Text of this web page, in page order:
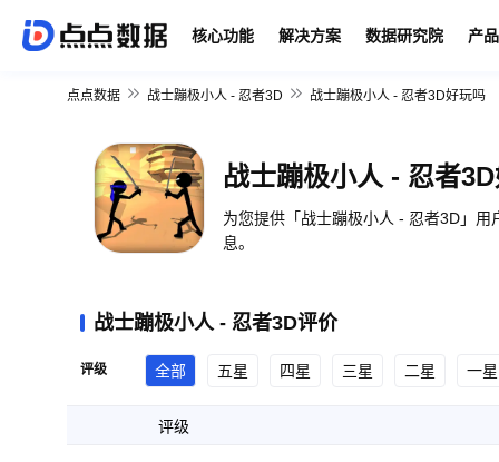
核心功能 解决方案 数据研究院 产
点点数据 战士蹦极小人 - 忍者3D 战士蹦极小人 - 忍者3D好玩吗
战士蹦极小人 - 忍者
为您提供「战士蹦极小人 - 忍者3D」用户评价，战士蹦极小人 - 忍者3D怎么样、App下载等信
息。
战士蹦极小人 - 忍者3D评价
评级 全部 五星 四星 三星 二星 一星
评级